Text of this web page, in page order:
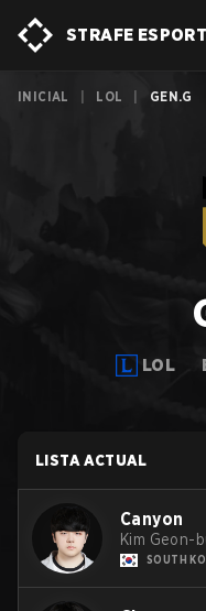
STRAFE
INICIAL LOL GEN.G
LOL
LISTA ACTUAL
Canyon
Kim Geon-
SOUTH